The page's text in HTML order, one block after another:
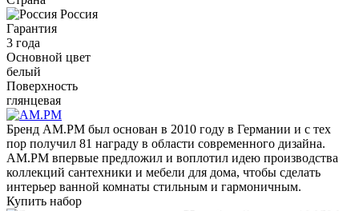
Россия
Гарантия
3 года
Основной цвет
белый
Поверхность
глянцевая
Бренд AM.PM был основан в 2010 году в Германии и с тех
пор получил 81 награду в области современного дизайна.
AM.PM впервые предложил и воплотил идею производства
коллекций сантехники и мебели для дома, чтобы сделать
интерьер ванной комнаты стильным и гармоничным.
Купить набор